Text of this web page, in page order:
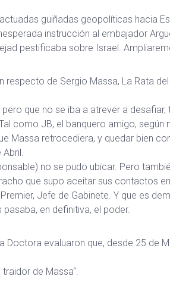
guiñadas geopolíticas hacia
instrucción al embajador
pestificaba sobre Israel.
de Sergio Massa, La Rata
que no se iba a atrever a desafiar,
como JB, el banquero amigo, según
Massa retrocediera, y quedar bien
Abril.
no se pudo ubicar. Pero
que supo aceitar sus contactos
Jefe de Gabinete. Y que es
en definitiva, el poder.
evaluaron que, desde 25 de
de Massa“.